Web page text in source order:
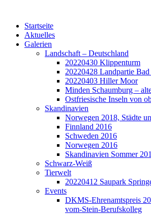
Startseite
Aktuelles
Galerien
Landschaft – Deutschland
20220430 Klippenturm
20220428 Landpartie
20220403 Hiller Moor
Minden Schaumburg –
Ostfriesische Inseln von
Skandinavien
Norwegen 2018, Städte
Finnland 2016
Schweden 2016
Norwegen 2016
Skandinavien Sommer
Schwarz-Weiß
Tierwelt
20220412 Saupark
Events
DKMS-Ehrenamtspreis
vom-Stein-Berufskolleg